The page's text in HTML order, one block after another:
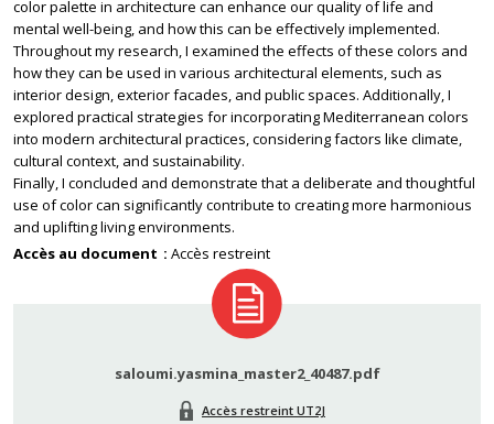
color palette in architecture can enhance our quality of life and
mental well-being, and how this can be effectively implemented.
Throughout my research, I examined the effects of these colors and
how they can be used in various architectural elements, such as
interior design, exterior facades, and public spaces. Additionally, I
explored practical strategies for incorporating Mediterranean colors
into modern architectural practices, considering factors like climate,
cultural context, and sustainability.
Finally, I concluded and demonstrate that a deliberate and thoughtful
use of color can significantly contribute to creating more harmonious
and uplifting living environments.
Accès au document
Accès restreint
saloumi.yasmina_master2_40487.pdf
Accès restreint UT2J